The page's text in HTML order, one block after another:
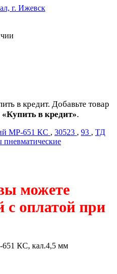
г. Ижевск
в кредит. Добавьте товар
«Купить в кредит».
МР-651 КС , 30523 , 93 , ТД
пневматические
можете
с оплатой при
651 КС, кал.4,5 мм